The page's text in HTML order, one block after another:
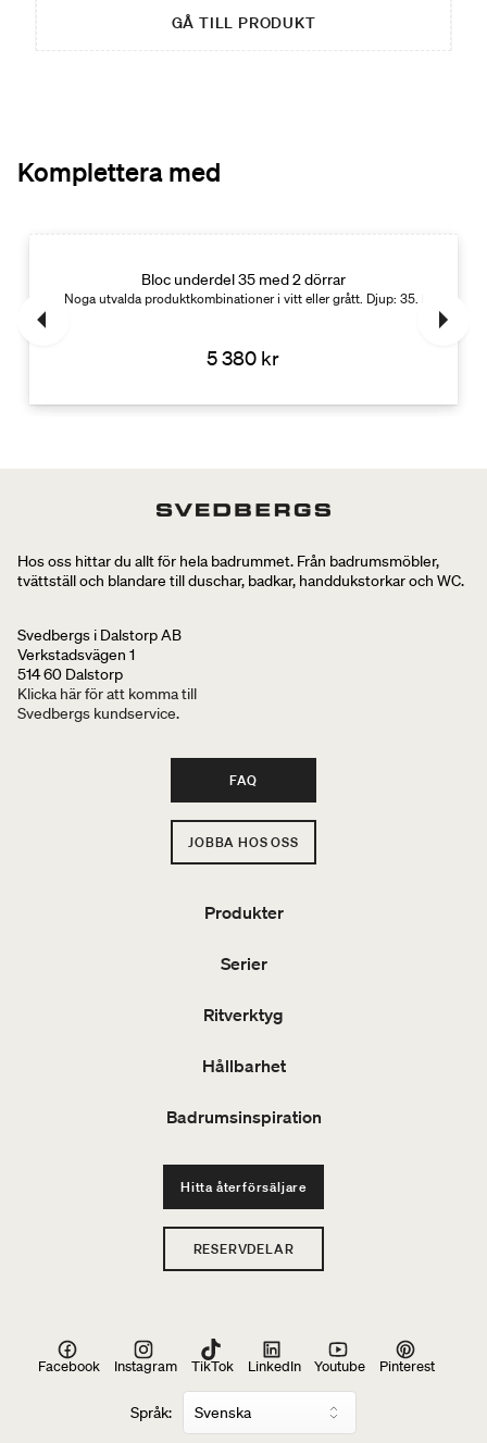
GÅ TILL PRODUKT
Komplettera med
Bloc underdel 35 med 2 dörrar
Noga utvalda produktkombinationer i vitt eller grått. Djup: 35. Bredd: 50,
5 380 kr
Hos oss hittar du allt för hela badrummet. Från badrumsmöbler,
tvättställ och blandare till duschar, badkar, handdukstorkar och WC.
Svedbergs i Dalstorp AB
Verkstadsvägen 1
514 60 Dalstorp
Klicka här för att komma till
Svedbergs kundservice.
FAQ
JOBBA HOS OSS
Produkter
Serier
Ritverktyg
Hållbarhet
Badrumsinspiration
Hitta återförsäljare
RESERVDELAR
Språk:
Facebook Instagram TikTok LinkedIn Youtube Pinterest